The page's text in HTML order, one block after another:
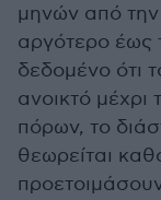
μηνών από
αργότερο έως
δεδομένο ότι
ανοικτό
πόρων, το
θεωρείται